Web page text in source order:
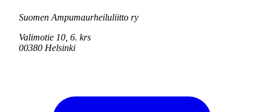
Suomen Ampumaurheiluliitto ry
Valimotie 10, 6. krs
00380 Helsinki